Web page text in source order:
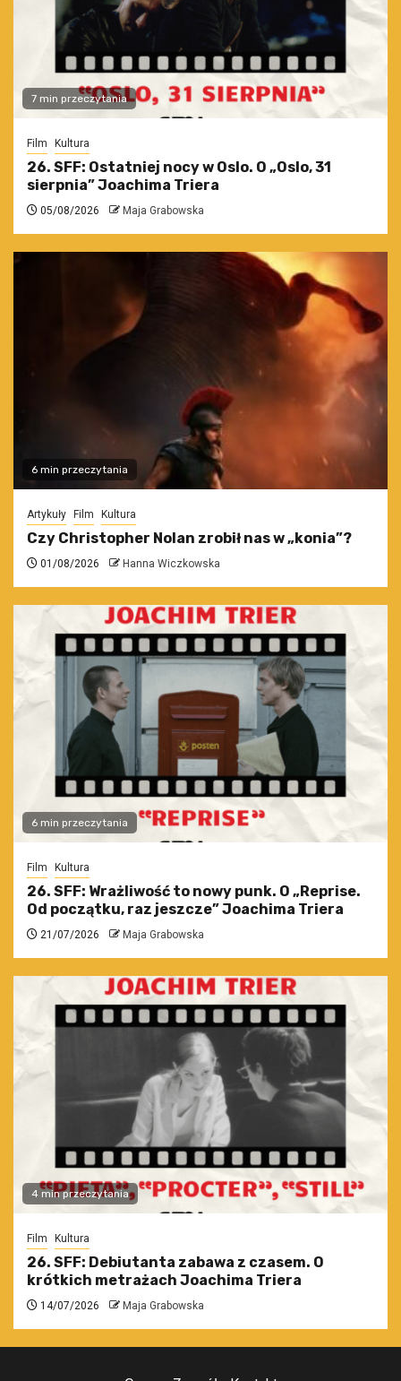
7 min przeczytania
Film Kultura
26. SFF: Ostatniej nocy w Oslo. O „Oslo, 31
sierpnia” Joachima Triera
05/08/2026 Maja Grabowska
6 min przeczytania
Artykuły Film Kultura
Czy Christopher Nolan zrobił nas w „konia”?
01/08/2026 Hanna Wiczkowska
6 min przeczytania
Film Kultura
26. SFF: Wrażliwość to nowy punk. O „Reprise.
Od początku, raz jeszcze” Joachima Triera
21/07/2026 Maja Grabowska
4 min przeczytania
Film Kultura
26. SFF: Debiutanta zabawa z czasem. O
krótkich metrażach Joachima Triera
14/07/2026 Maja Grabowska